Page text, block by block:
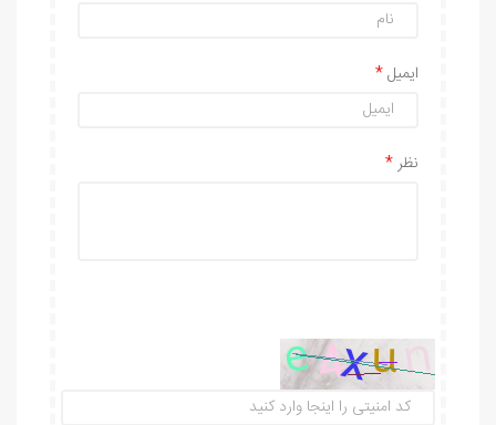
ایمیل
نظر